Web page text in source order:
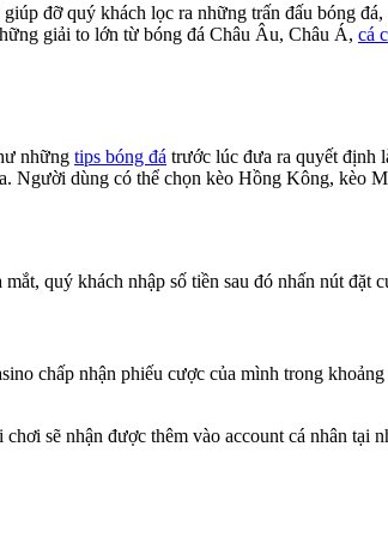
đỡ quý khách lọc ra những trấn đấu bóng
giải to lớn từ bóng đá Châu Âu, Châu Á, cá
những tips bóng đá trước lúc đưa ra quyết định
Người dùng có thể chọn kèo Hồng Kông, kèo
quý khách nhập số tiền sau đó nhấn nút
chấp nhận phiếu cược của mình trong
sẽ nhận được thêm vào account cá nhân